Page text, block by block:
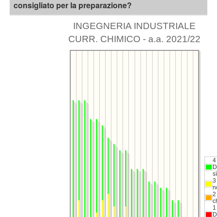
consigliato per la preparazione?
INGEGNERIA INDUSTRIALE
CURR. CHIMICO - a.a. 2021/22
4
sì
3
2